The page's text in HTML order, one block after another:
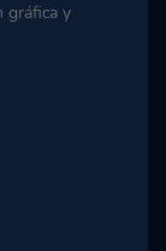
gráfica y